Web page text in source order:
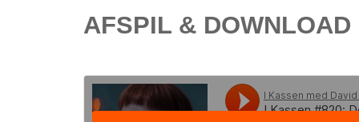
AFSPIL & DOWNLOAD